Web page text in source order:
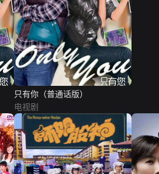
只有你（普通话版）
电视剧